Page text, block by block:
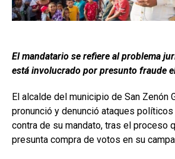
El mandatario se refiere al problema
está involucrado por presunto fraude
El alcalde del municipio de San Zenón
pronunció y denunció ataques
contra de su mandato, tras el proceso
presunta compra de votos en su